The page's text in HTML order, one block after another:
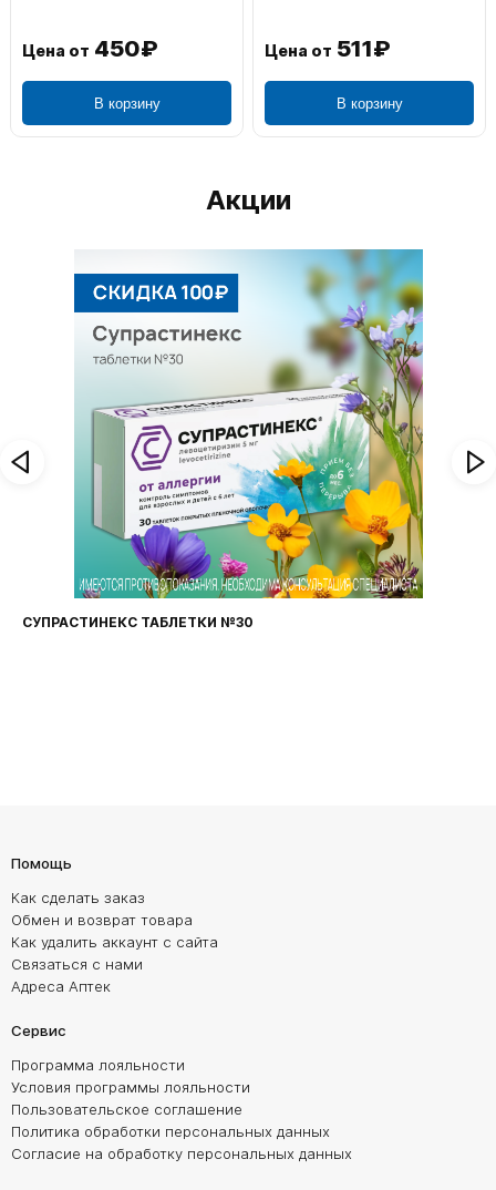
Цена от 450₽
В корзину
Цена от 511₽
В корзину
Акции
СУПРАСТИНЕКС ТАБЛЕТКИ №30
Помощь
Как сделать заказ
Обмен и возврат товара
Как удалить аккаунт с сайта
Связаться с нами
Адреса Аптек
Сервис
Программа лояльности
Условия программы лояльности
Пользовательское соглашение
Политика обработки персональных данных
Согласие на обработку персональных данных